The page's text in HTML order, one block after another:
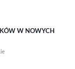
W NOWYCH